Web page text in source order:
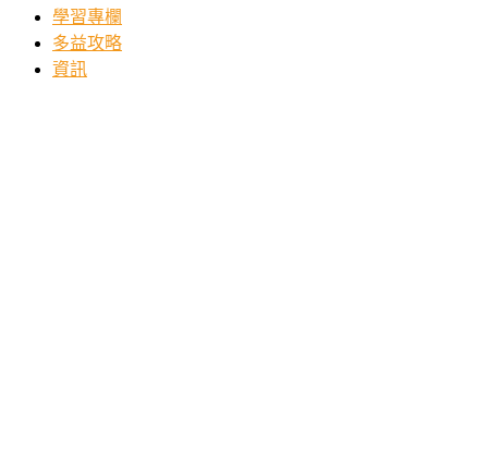
學習專欄
多益攻略
資訊